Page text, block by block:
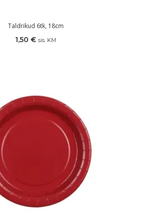
Taldrikud 6tk, 18cm
1,50 € sis. KM